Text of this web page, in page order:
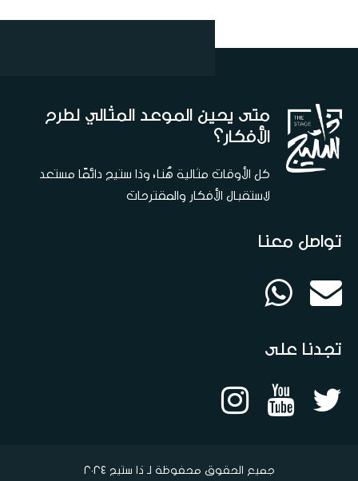
متى يحين الموعد المثالي لطرح
الأفكار؟
كل الأوقات مثالية هُنا، وذا ستيج دائمًا مستعد
لاستقبال الأفكار والمقترحات
تواصل معنا
تجدنا على
جميع الحقوق محفوظة لـ ذا ستيج 2024